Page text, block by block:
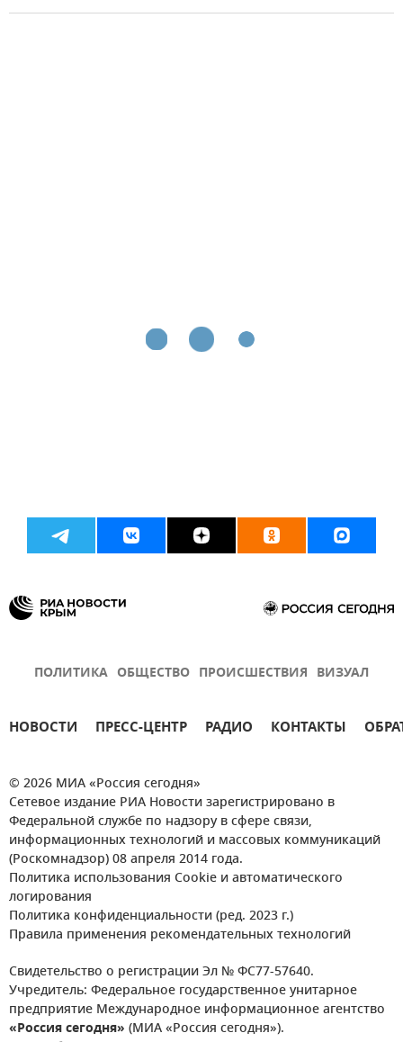
ПОЛИТИКА ОБЩЕСТВО ПРОИСШЕСТВИЯ ВИЗУАЛ
НОВОСТИ ПРЕСС-ЦЕНТР РАДИО КОНТАКТЫ
© 2026 МИА «Россия сегодня»
Сетевое издание РИА Новости зарегистрировано в
Федеральной службе по надзору в сфере связи,
информационных технологий и массовых коммуникаций
(Роскомнадзор) 08 апреля 2014 года.
Политика использования Cookie и автоматического
логирования
Политика конфиденциальности (ред. 2023 г.)
Правила применения рекомендательных технологий
Свидетельство о регистрации Эл № ФС77-57640.
Учредитель: Федеральное государственное унитарное
предприятие Международное информационное агентство
«Россия сегодня» (МИА «Россия сегодня»).